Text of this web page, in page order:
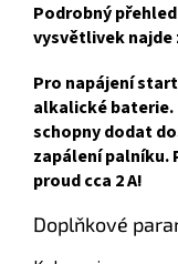
Podrobný
vysvětlivek najde
Pro napájení
alkalické baterie.
schopny dodat
zapálení palníku.
proud cca 2 A!
Doplňkové